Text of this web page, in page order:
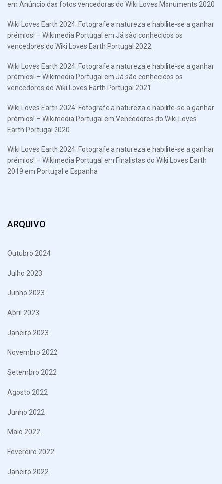
em Anúncio das fotos vencedoras do Wiki Loves Monuments 2020
Wiki Loves Earth 2024: Fotografe a natureza e habilite-se a ganhar
prémios! – Wikimedia Portugal em Já são conhecidos os
vencedores do Wiki Loves Earth Portugal 2022
Wiki Loves Earth 2024: Fotografe a natureza e habilite-se a ganhar
prémios! – Wikimedia Portugal em Já são conhecidos os
vencedores do Wiki Loves Earth Portugal 2021
Wiki Loves Earth 2024: Fotografe a natureza e habilite-se a ganhar
prémios! – Wikimedia Portugal em Vencedores do Wiki Loves
Earth Portugal 2020
Wiki Loves Earth 2024: Fotografe a natureza e habilite-se a ganhar
prémios! – Wikimedia Portugal em Finalistas do Wiki Loves Earth
2019 em Portugal e Espanha
ARQUIVO
Outubro 2024
Julho 2023
Junho 2023
Abril 2023
Janeiro 2023
Novembro 2022
Setembro 2022
Agosto 2022
Junho 2022
Maio 2022
Fevereiro 2022
Janeiro 2022